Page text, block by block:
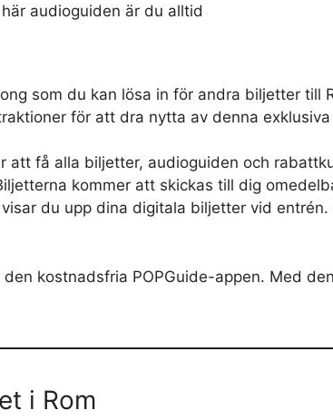
audioguiden är du alltid
som du kan lösa in för andra biljetter till
för att dra nytta av denna
att få alla biljetter, audioguiden och
kommer att skickas till dig
du upp dina digitala biljetter vid
kostnadsfria POPGuide-appen. Med
i Rom